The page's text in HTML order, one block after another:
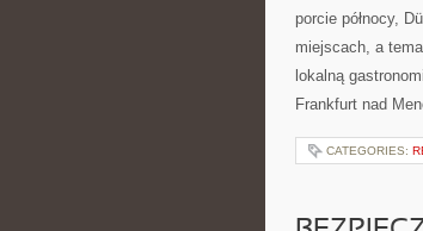
porcie północy,
miejscach, a
lokalną
Frankfurt nad
CATEGORIES: